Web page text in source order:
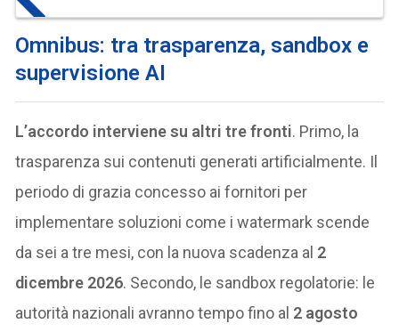
Omnibus: tra trasparenza, sandbox e
supervisione AI
L’accordo interviene su altri tre fronti. Primo, la
trasparenza sui contenuti generati artificialmente. Il
periodo di grazia concesso ai fornitori per
implementare soluzioni come i watermark scende
da sei a tre mesi, con la nuova scadenza al 2
dicembre 2026. Secondo, le sandbox regolatorie: le
autorità nazionali avranno tempo fino al 2 agosto